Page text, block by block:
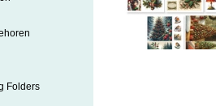
Folders